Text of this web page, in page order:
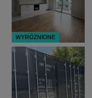
WYRÓŻNIONE